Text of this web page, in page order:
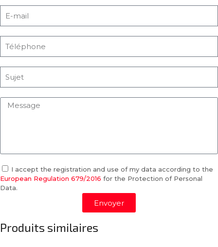
I accept the registration and use of my data according to the
European Regulation 679/2016 for the Protection of Personal
Data.
Envoyer
Produits similaires